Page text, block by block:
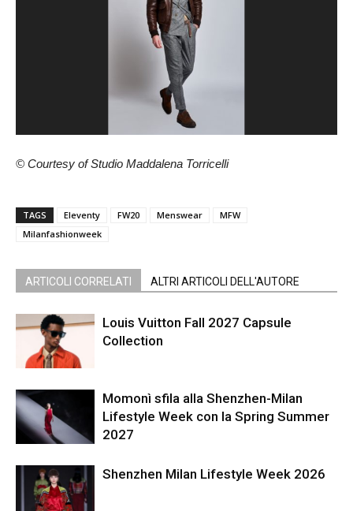
© Courtesy of Studio Maddalena Torricelli
TAGS Eleventy FW20 Menswear
MFW
Milanfashionweek
ARTICOLI CORRELATI ALTRI ARTICOLI DELL'AUTORE
Louis Vuitton Fall 2027 Capsule
Collection
Momonì sfila alla Shenzhen-Milan
Lifestyle Week con la Spring Summer
2027
Shenzhen Milan Lifestyle Week 2026